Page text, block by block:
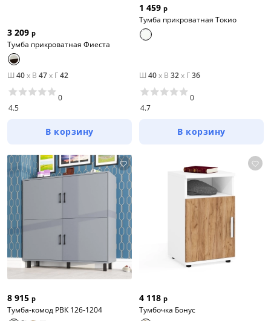
3 209 р
Тумба прикроватная Фиеста
Ш 40x В 47x Г42
4.5
0
В корзину
1 459 р
Тумба прикроватная Токио
Ш 40x В 32x Г36
4.7
0
В корзину
8 915 р
Тумба-комод РВК 126-1204
4 118 р
Тумбочка Бонус